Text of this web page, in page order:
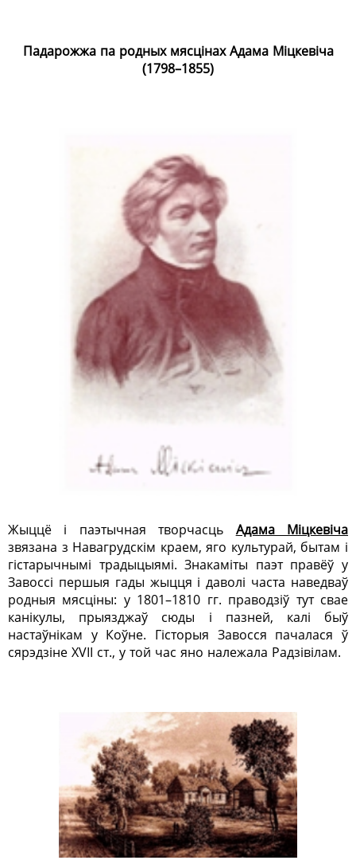
Падарожжа па родных мясцінах Адама Міцкевіча
(1798–1855)
Жыццё і паэтычная творчасць Адама Міцкевіча
звязана з Навагрудскім краем, яго культурай, бытам і
гістарычнымі традыцыямі. Знакаміты паэт правёў у
Завоссі першыя гады жыцця і даволі часта наведваў
родныя мясціны: у 1801–1810 гг. праводзіў тут свае
канікулы, прыязджаў сюды і пазней, калі быў
настаўнікам у Коўне. Гісторыя Завосся пачалася ў
сярэдзіне ХVII ст., у той час яно належала Радзівілам.